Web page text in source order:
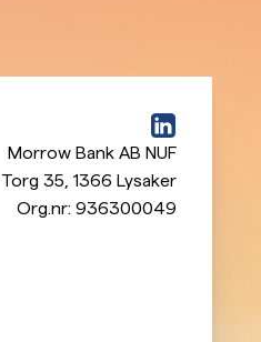
Morrow Bank AB NUF
35 1366 Lysaker
Org.nr: 936300049